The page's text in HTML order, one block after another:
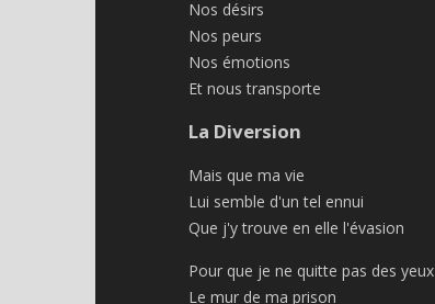
Nos désirs
Nos peurs
Nos émotions
Et nous transporte
La Diversion
Mais que ma vie
Lui semble d'un tel ennui
Que j'y trouve en elle l'évasion
Pour que je ne quitte pas des yeux
Le mur de ma prison